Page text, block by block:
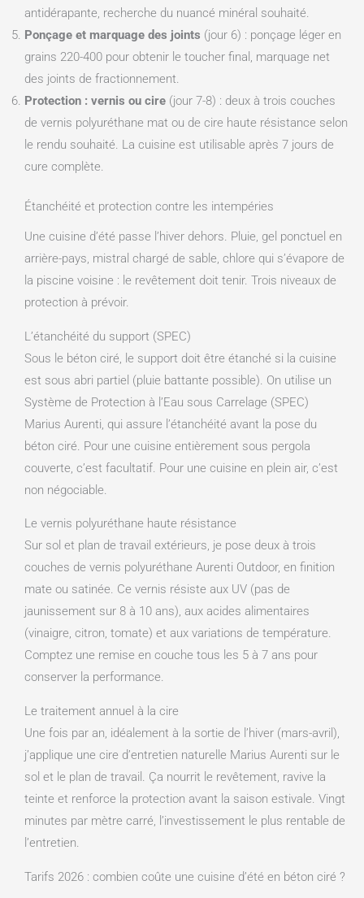
antidérapante, recherche du nuancé minéral souhaité.
Ponçage et marquage des joints (jour 6) : ponçage léger en
grains 220-400 pour obtenir le toucher final, marquage net
des joints de fractionnement.
Protection : vernis ou cire (jour 7-8) : deux à trois couches
de vernis polyuréthane mat ou de cire haute résistance selon
le rendu souhaité. La cuisine est utilisable après 7 jours de
cure complète.
Étanchéité et protection contre les intempéries
Une cuisine d’été passe l’hiver dehors. Pluie, gel ponctuel en
arrière-pays, mistral chargé de sable, chlore qui s’évapore de
la piscine voisine : le revêtement doit tenir. Trois niveaux de
protection à prévoir.
L’étanchéité du support (SPEC)
Sous le béton ciré, le support doit être étanché si la cuisine
est sous abri partiel (pluie battante possible). On utilise un
Système de Protection à l’Eau sous Carrelage (SPEC)
Marius Aurenti, qui assure l’étanchéité avant la pose du
béton ciré. Pour une cuisine entièrement sous pergola
couverte, c’est facultatif. Pour une cuisine en plein air, c’est
non négociable.
Le vernis polyuréthane haute résistance
Sur sol et plan de travail extérieurs, je pose deux à trois
couches de vernis polyuréthane Aurenti Outdoor, en finition
mate ou satinée. Ce vernis résiste aux UV (pas de
jaunissement sur 8 à 10 ans), aux acides alimentaires
(vinaigre, citron, tomate) et aux variations de température.
Comptez une remise en couche tous les 5 à 7 ans pour
conserver la performance.
Le traitement annuel à la cire
Une fois par an, idéalement à la sortie de l’hiver (mars-avril),
j’applique une cire d’entretien naturelle Marius Aurenti sur le
sol et le plan de travail. Ça nourrit le revêtement, ravive la
teinte et renforce la protection avant la saison estivale. Vingt
minutes par mètre carré, l’investissement le plus rentable de
l’entretien.
Tarifs 2026 : combien coûte une cuisine d’été en béton ciré ?